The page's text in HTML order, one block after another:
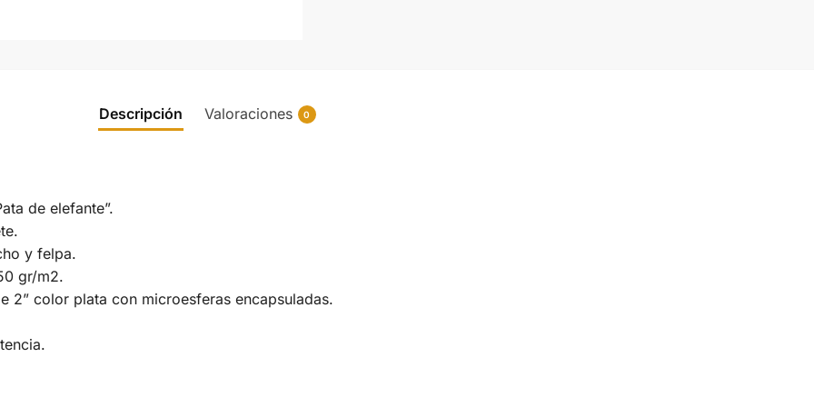
Descripción Valoraciones 0
de elefante”.
y felpa.
gr/m2.
2” color plata con microesferas encapsuladas.